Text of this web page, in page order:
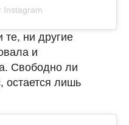
Instagram
ни другие
и
Свободно ли
остается лишь